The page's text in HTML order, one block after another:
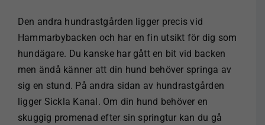
Den andra hundrastgården ligger precis vid
Hammarbybacken och har en fin utsikt för dig som
hundägare. Du kanske har gått en bit vid backen
men ändå känner att din hund behöver springa av
sig en stund. På andra sidan av hundrastgården
ligger Sickla Kanal. Om din hund behöver en
skuggig promenad efter sin springtur kan du gå